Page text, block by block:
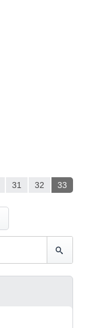
31 32 33